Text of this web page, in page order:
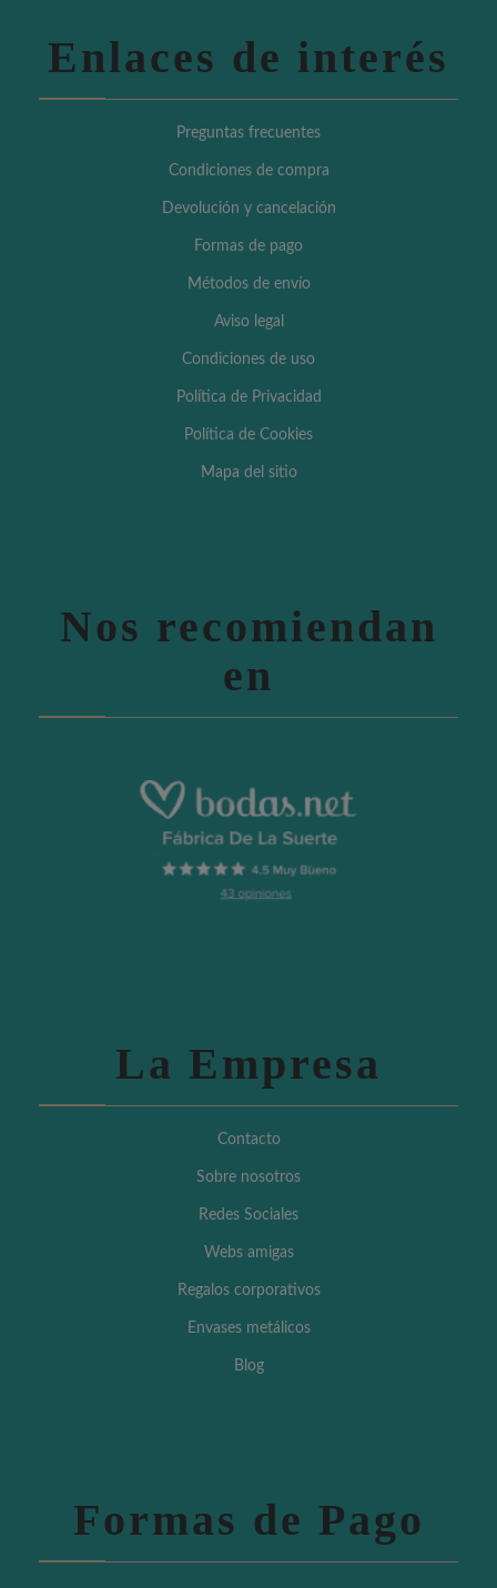
Enlaces de interés
Preguntas frecuentes
Condiciones de compra
Devolución y cancelación
Formas de pago
Métodos de envío
Aviso legal
Condiciones de uso
Política de Privacidad
Política de Cookies
Mapa del sitio
Nos recomiendan
en
La Empresa
Contacto
Sobre nosotros
Redes Sociales
Webs amigas
Regalos corporativos
Envases metálicos
Blog
Formas de Pago